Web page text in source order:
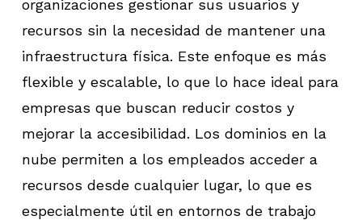
organizaciones gestionar sus usuarios y
recursos sin la necesidad de mantener una
infraestructura física. Este enfoque es más
flexible y escalable, lo que lo hace ideal para
empresas que buscan reducir costos y
mejorar la accesibilidad. Los dominios en la
nube permiten a los empleados acceder a
recursos desde cualquier lugar, lo que es
especialmente útil en entornos de trabajo